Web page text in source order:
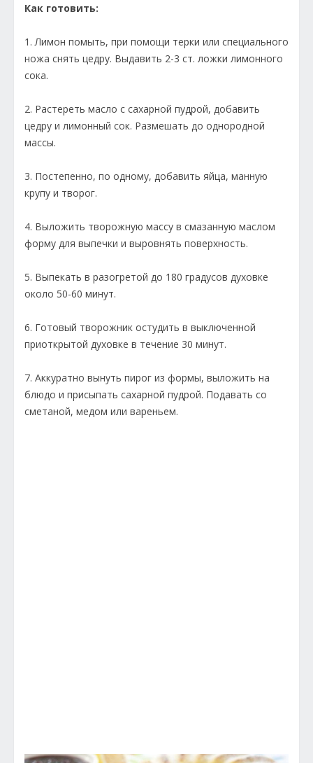
Как готовить:
1. Лимон помыть, при помощи терки или специального
ножа снять цедру. Выдавить 2-3 ст. ложки лимонного
сока.
2. Растереть масло с сахарной пудрой, добавить
цедру и лимонный сок. Размешать до однородной
массы.
3. Постепенно, по одному, добавить яйца, манную
крупу и творог.
4. Выложить творожную массу в смазанную маслом
форму для выпечки и выровнять поверхность.
5. Выпекать в разогретой до 180 градусов духовке
около 50-60 минут.
6. Готовый творожник остудить в выключенной
приоткрытой духовке в течение 30 минут.
7. Аккуратно вынуть пирог из формы, выложить на
блюдо и присыпать сахарной пудрой. Подавать со
сметаной, медом или вареньем.